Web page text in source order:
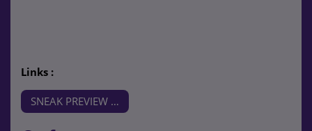
Links :
SNEAK PREVIEW 145